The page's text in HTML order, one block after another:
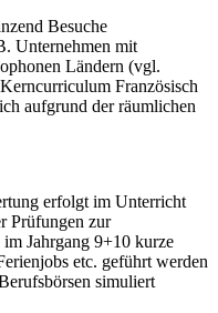
Besuche
Unternehmen mit
Ländern (vgl.
Französisch
aufgrund der räumlichen
erfolgt im Unterricht
Prüfungen zur
Jahrgang 9+10 kurze
etc. geführt werden
simuliert